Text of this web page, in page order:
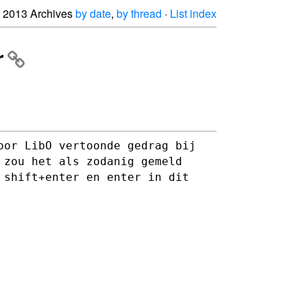
2013 Archivesby date, by thread · List index
LibO vertoonde gedrag bij
het als zodanig gemeld
shift+enter en enter in dit